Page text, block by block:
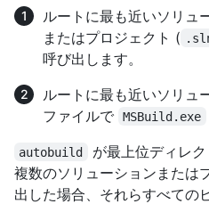
ルートに最も近いソリュ
またはプロジェクト (
呼び出します。
ルートに最も近いソリュ
ファイルで
MSBuild.exe
autobuild
が最上位ディレ
複数のソリューションまたは
出した場合、それらすべての